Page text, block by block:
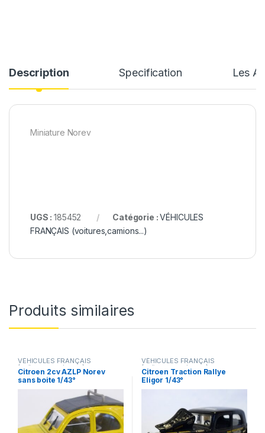
Description Specification Les
Miniature Norev
UGS :185452 Catégorie :VÉHICULES
FRANÇAIS (voitures,camions...)
Produits similaires
VÉHICULES FRANÇAIS
(voitures,camions...)
Citroen 2cv AZLP Norev
sans boite 1/43°
VÉHICULES FRANÇAIS
(voitures,camions...)
Citroen Traction Rallye
Eligor 1/43°